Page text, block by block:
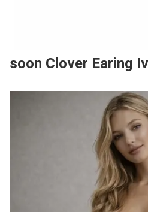
soon Clover Earing